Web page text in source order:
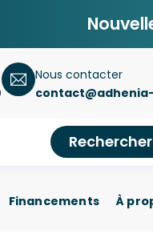
Nous contacter
Rechercher
Financements À